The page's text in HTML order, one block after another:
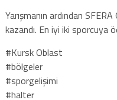
Yarışmanın ardından
kazandı. En iyi iki sporcuya
#Kursk Oblast
#bölgeler
#sporgelişimi
#halter